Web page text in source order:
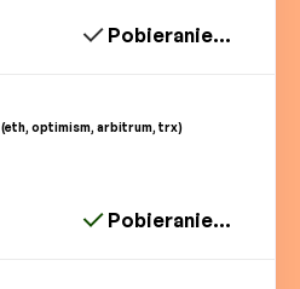
Pobieranie...
(eth, optimism, arbitrum, trx)
Pobieranie...